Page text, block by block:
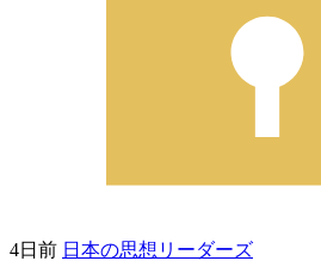
4日前 日本の思想リーダーズ